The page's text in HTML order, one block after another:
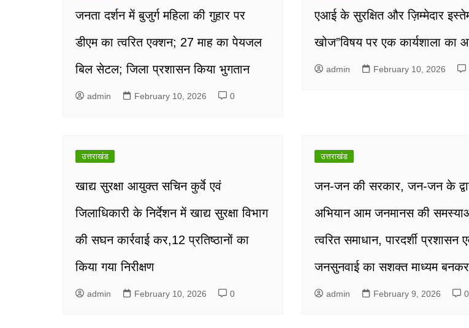
जनता दर्शन में बुजुर्ग महिला की गुहार पर
डीएम का त्वरित एक्शन; 27 माह का पेयजल
बिल सेटल; जिला प्रशासन किया भुगतान
admin February 10, 2026 0
एआई के सुरक्षित और ज़िम्मेदार
खोज”विषय पर एक कार्यशाला का
admin February 10, 2026
उत्तराखंड
खाद्य सुरक्षा आयुक्त सचिन कुर्वे एवं
जिलाधिकारी के निर्देशन में खाद्य सुरक्षा विभाग
की सघन कार्रवाई कर,12 प्रतिष्ठानों का
किया गया निरीक्षण
admin February 10, 2026 0
उत्तराखंड
जन-जन की सरकार, जन-जन के
अभियान आम जनमानस की
त्वरित समाधान, पारदर्शी प्रशासन
जनसुनवाई का सशक्त माध्यम
admin February 9, 2026 0